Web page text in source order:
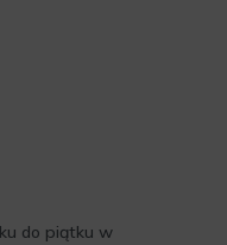
do piątku w